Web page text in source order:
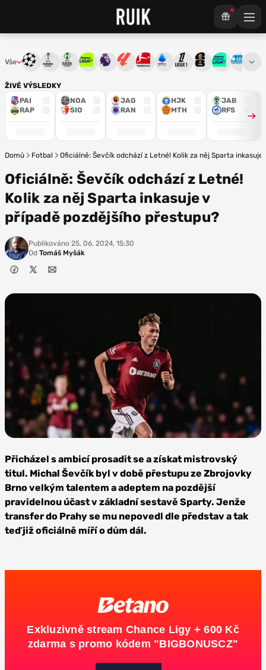
ŽIVÉ VÝSLEDKY
PAI
RAP
NOA
SIO
JAG
RAN
HJK
MTH
JAB
RFS
Vše Liga mistrůEvropská liga
Konferenční liga
Chance ligaPremier League
La LigaBundesliga
Serie ALigue 1Mistrovství světa
Chance3. ČFL
Domů Fotbal Oficiálně: Ševčík odchází z Letné! Kolik za něj Sparta
Oficiálně: Ševčík odchází z Letné!
Kolik za něj Sparta inkasuje v
případě pozdějšího přestupu?
Publikováno 25. 06. 2024, 15:30
Od Tomáš Myšák
Sparta Praha
Přicházel s ambicí prosadit se a získat mistrovský
titul. Michal Ševčík byl v době přestupu ze Zbrojovky
Brno velkým talentem a adeptem na pozdější
pravidelnou účast v základní sestavě Sparty. Jenže
transfer do Prahy se mu nepovedl dle představ a tak
teď již oficiálně míří o dům dál.
Exkluzivně stream Chance Ligy + 600 Kč
zdarma s promo kódem "BIGBONUSCZ"